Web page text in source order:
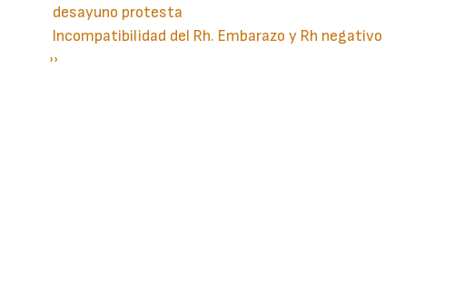
desayuno protesta
Incompatibilidad del Rh. Embarazo y Rh negativo
Paginación
Siguiente
››